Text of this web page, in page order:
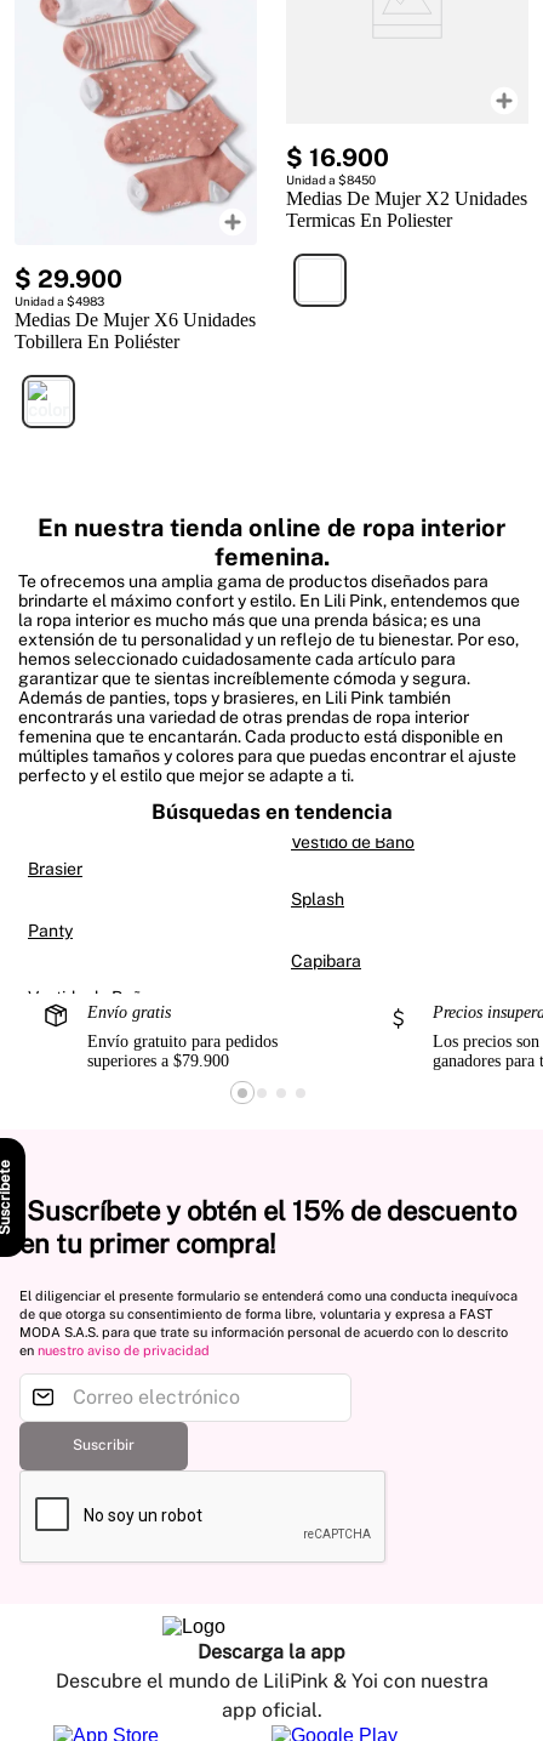
$ 29.900
Unidad a $4983
Medias De Mujer X6 Unidades
Tobillera En Poliéster
$ 16.900
Unidad a $8450
Medias De Mujer X2 Unidades
Termicas En Poliester
En nuestra tienda online de ropa interior
femenina.
Te ofrecemos una amplia gama de productos diseñados para
brindarte el máximo confort y estilo. En Lili Pink, entendemos que
la ropa interior es mucho más que una prenda básica; es una
extensión de tu personalidad y un reflejo de tu bienestar. Por eso,
hemos seleccionado cuidadosamente cada artículo para
garantizar que te sientas increíblemente cómoda y segura.
Además de panties, tops y brasieres, en Lili Pink también
encontrarás una variedad de otras prendas de ropa interior
femenina que te encantarán. Cada producto está disponible en
múltiples tamaños y colores para que puedas encontrar el ajuste
perfecto y el estilo que mejor se adapte a ti.
Búsquedas en tendencia
Brasier
Panty
Vestido de Baño
Splash
Capibara
Envío gratis
Envío gratuito para pedidos
superiores a $79.900
Precios
Los precios
ganadores para
¡Suscríbete y obtén el 15% de descuento
en tu primer compra!
El diligenciar el presente formulario se entenderá como una conducta inequívoca
de que otorga su consentimiento de forma libre, voluntaria y expresa a FAST
MODA S.A.S. para que trate su información personal de acuerdo con lo descrito
en nuestro aviso de privacidad
Suscribir
Descarga la app
Descubre el mundo de LiliPink & Yoi con nuestra
app oficial.